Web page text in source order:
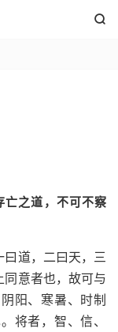

亡之道，不可不察
道，二曰天，三
同意者也，故可与
阳、寒暑、时制
将者，智、信、